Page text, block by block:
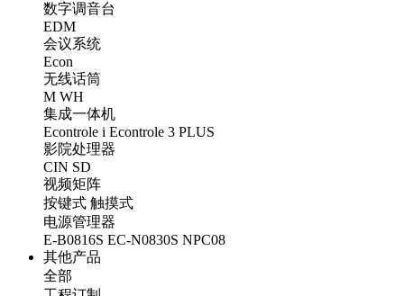
数字调音台
EDM
会议系统
Econ
无线话筒
M WH
集成一体机
Econtrole i Econtrole 3 PLUS
影院处理器
CIN SD
视频矩阵
按键式 触摸式
电源管理器
E-B0816S EC-N0830S NPC08
其他产品
全部